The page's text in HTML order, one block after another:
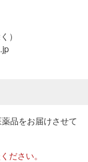
）
品をお届けさせて
ださい。